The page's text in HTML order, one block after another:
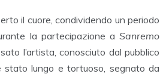
il cuore, condividendo un periodo
la partecipazione a Sanremo
l’artista, conosciuto dal pubblico
stato lungo e tortuoso, segnato da